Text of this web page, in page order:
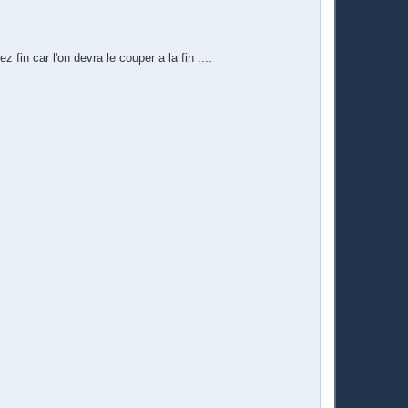
fin car l'on devra le couper a la fin ....